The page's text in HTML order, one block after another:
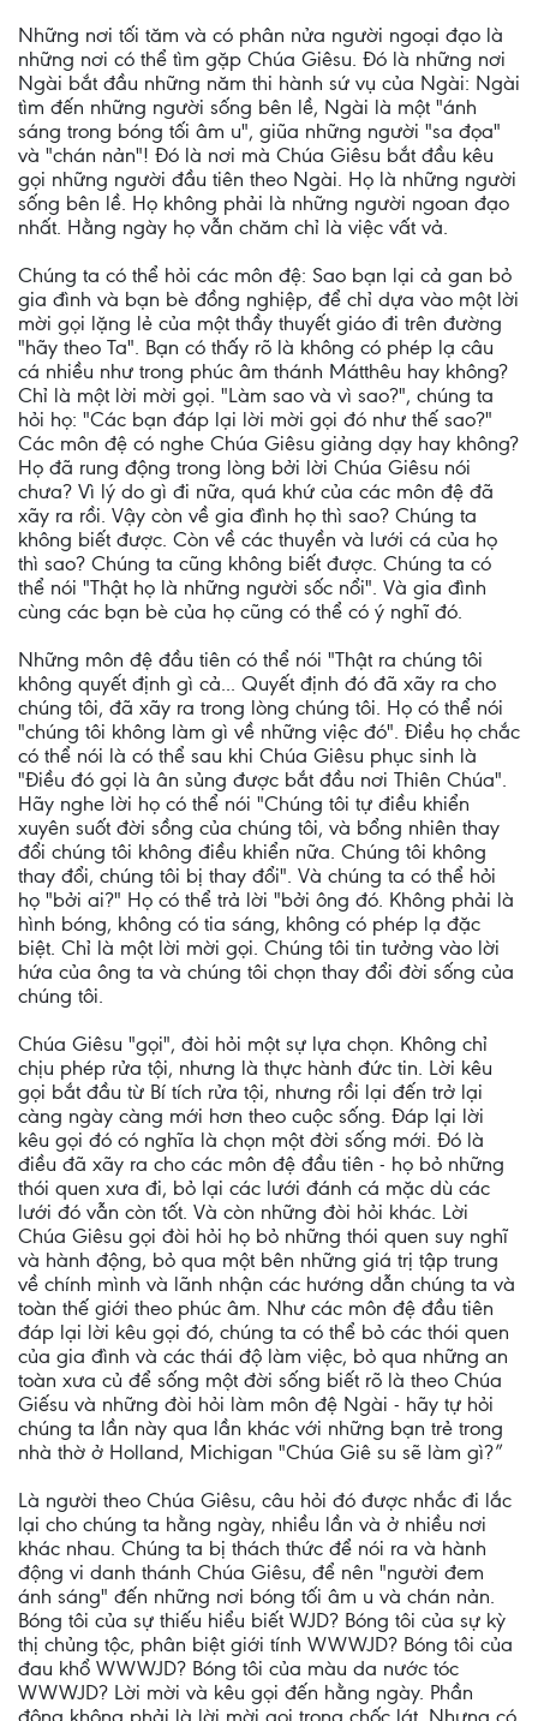
Những nơi tối tăm và có phân nửa người ngoại đạo là
những nơi có thể tìm gặp Chúa Giêsu. Đó là những nơi
Ngài bắt đầu những năm thi hành sứ vụ của Ngài: Ngài
tìm đến những người sống bên lề, Ngài là một "ánh
sáng trong bóng tối âm u", giũa những người "sa đọa"
và "chán nản"! Đó là nơi mà Chúa Giêsu bắt đầu kêu
gọi những người đầu tiên theo Ngài. Họ là những người
sống bên lề. Họ không phải là những người ngoan đạo
nhất. Hằng ngày họ vẫn chăm chỉ là việc vất vả.
Chúng ta có thể hỏi các môn đệ: Sao bạn lại cả gan bỏ
gia đình và bạn bè đồng nghiệp, để chỉ dựa vào một lời
mời gọi lặng lẻ của một thầy thuyết giáo đi trên đường
"hãy theo Ta". Bạn có thấy rõ là không có phép lạ câu
cá nhiều như trong phúc âm thánh Mátthêu hay không?
Chỉ là một lời mời gọi. "Làm sao và vì sao?", chúng ta
hỏi họ: "Các bạn đáp lại lời mời gọi đó như thế sao?"
Các môn đệ có nghe Chúa Giêsu giảng dạy hay không?
Họ đã rung động trong lòng bởi lời Chúa Giêsu nói
chưa? Vì lý do gì đi nữa, quá khứ của các môn đệ đã
xãy ra rồi. Vậy còn về gia đình họ thì sao? Chúng ta
không biết được. Còn về các thuyền và lưới cá của họ
thì sao? Chúng ta cũng không biết được. Chúng ta có
thể nói "Thật họ là những người sốc nổi". Và gia đình
cùng các bạn bè của họ cũng có thể có ý nghĩ đó.
Những môn đệ đầu tiên có thể nói "Thật ra chúng tôi
không quyết định gì cả... Quyết định đó đã xãy ra cho
chúng tôi, đã xãy ra trong lòng chúng tôi. Họ có thể nói
"chúng tôi không làm gì về những việc đó". Điều họ chắc
có thể nói là có thể sau khi Chúa Giêsu phục sinh là
"Điều đó gọi là ân sủng được bắt đầu nơi Thiên Chúa".
Hãy nghe lời họ có thể nói "Chúng tôi tự điều khiển
xuyên suốt đời sồng của chúng tôi, và bổng nhiên thay
đổi chúng tôi không điều khiển nữa. Chúng tôi không
thay đổi, chúng tôi bị thay đổi". Và chúng ta có thể hỏi
họ "bởi ai?" Họ có thể trả lời "bởi ông đó. Không phải là
hình bóng, không có tia sáng, không có phép lạ đặc
biệt. Chỉ là một lời mời gọi. Chúng tôi tin tưởng vào lời
hứa của ông ta và chúng tôi chọn thay đổi đời sống của
chúng tôi.
Chúa Giêsu "gọi", đòi hỏi một sự lựa chọn. Không chỉ
chịu phép rửa tội, nhưng là thực hành đức tin. Lời kêu
gọi bắt đầu từ Bí tích rửa tội, nhưng rồi lại đến trở lại
càng ngày càng mới hơn theo cuộc sống. Đáp lại lời
kêu gọi đó có nghĩa là chọn một đời sống mới. Đó là
điều đã xãy ra cho các môn đệ đầu tiên - họ bỏ những
thói quen xưa đi, bỏ lại các lưới đánh cá mặc dù các
lưới đó vẫn còn tốt. Và còn những đòi hỏi khác. Lời
Chúa Giêsu gọi đòi hỏi họ bỏ những thói quen suy nghĩ
và hành động, bỏ qua một bên những giá trị tập trung
về chính mình và lãnh nhận các hướng dẫn chúng ta và
toàn thế giới theo phúc âm. Như các môn đệ đầu tiên
đáp lại lời kêu gọi đó, chúng ta có thể bỏ các thói quen
của gia đình và các thái độ làm việc, bỏ qua những an
toàn xưa củ để sống một đời sống biết rõ là theo Chúa
Giếsu và những đòi hỏi làm môn đệ Ngài - hãy tự hỏi
chúng ta lần này qua lần khác với những bạn trẻ trong
nhà thờ ở Holland, Michigan "Chúa Giê su sẽ làm gì?”
Là người theo Chúa Giêsu, câu hỏi đó được nhắc đi lắc
lại cho chúng ta hằng ngày, nhiều lần và ở nhiều nơi
khác nhau. Chúng ta bị thách thức để nói ra và hành
động vi danh thánh Chúa Giêsu, để nên "người đem
ánh sáng" đến những nơi bóng tối âm u và chán nản.
Bóng tôi của sự thiếu hiểu biết WJD? Bóng tôi của sự kỳ
thị chủng tộc, phân biệt giới tính WWWJD? Bóng tôi của
đau khổ WWWJD? Bóng tôi của màu da nước tóc
WWWJD? Lời mời và kêu gọi đến hằng ngày. Phần
đông không phải là lời mời gọi trong chốc lát. Nhưng có